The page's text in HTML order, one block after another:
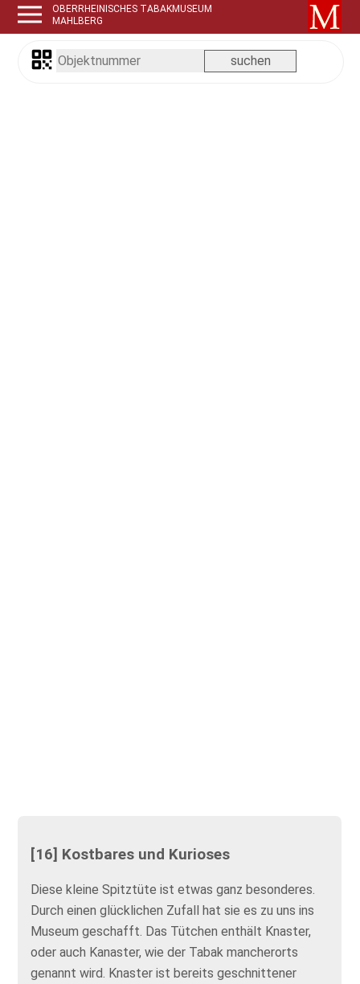
OBERRHEINISCHES TABAKMUSEUM
MAHLBERG
[16] Kostbares und Kurioses
Diese kleine Spitztüte ist etwas ganz besonderes.
Durch einen glücklichen Zufall hat sie es zu uns ins
Museum geschafft. Das Tütchen enthält Knaster,
oder auch Kanaster, wie der Tabak mancherorts
genannt wird. Knaster ist bereits geschnittener